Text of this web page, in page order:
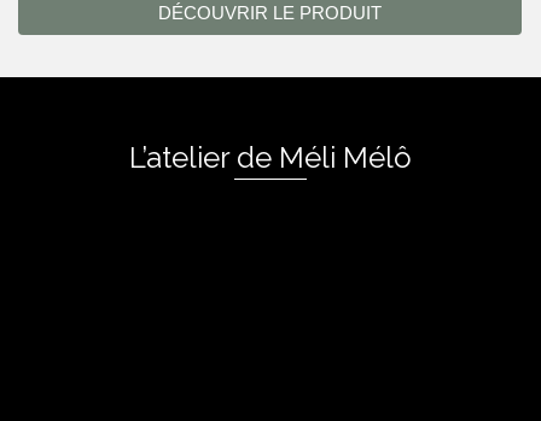
DÉCOUVRIR LE PRODUIT
L’atelier de Méli Mélô